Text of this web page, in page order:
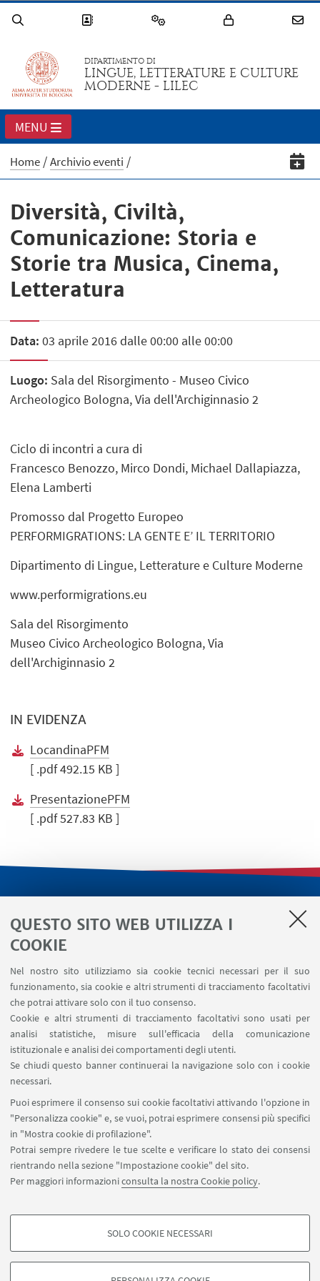
QUESTO SITO WEB UTILIZZA I
COOKIE
Nel nostro sito utilizziamo sia cookie tecnici necessari per il suo
funzionamento, sia cookie e altri strumenti di tracciamento facoltativi
che potrai attivare solo con il tuo consenso.
Cookie e altri strumenti di tracciamento facoltativi sono usati per
analisi statistiche, misure sull'efficacia della comunicazione
istituzionale e analisi dei comportamenti degli utenti.
Se chiudi questo banner continuerai la navigazione solo con i cookie
necessari.
Puoi esprimere il consenso sui cookie facoltativi attivando l'opzione in
"Personalizza cookie" e, se vuoi, potrai esprimere consensi più specifici
in "Mostra cookie di profilazione".
Potrai sempre rivedere le tue scelte e verificare lo stato dei consensi
rientrando nella sezione "Impostazione cookie" del sito.
Per maggiori informazioniconsulta la nostra Cookie policy.
COOKIE DI PROFILAZIONE - FACOLTATIVI
SOLO COOKIE NECESSARI
DIPARTIMENTO DI
LINGUE, LETTERATURE E CULTURE
MODERNE - LILEC
MENU
Home Archivio eventi
Diversità, Civiltà,
Comunicazione: Storia e
Storie tra Musica, Cinema,
Letteratura
Data: 03 aprile 2016 dalle 00:00 alle 00:00
Luogo: Sala del Risorgimento - Museo Civico
Archeologico Bologna, Via dell'Archiginnasio 2
Ciclo di incontri a cura di
Francesco Benozzo, Mirco Dondi, Michael Dallapiazza,
Elena Lamberti
Promosso dal Progetto Europeo
PERFORMIGRATIONS: LA GENTE E’ IL TERRITORIO
Dipartimento di Lingue, Letterature e Culture Moderne
www.performigrations.eu
Sala del Risorgimento
Museo Civico Archeologico Bologna, Via
dell'Archiginnasio 2
IN EVIDENZA
LocandinaPFM
[ .pdf 492.15 KB ]
PresentazionePFM
[ .pdf 527.83 KB ]
Segnala un evento
Contatti
SEGUI IL DIPARTIMENTO SU:
SEGUI UNIBO SU:
APP:
©Copyright 2026 - ALMA MATER STUDIORUM - Università di